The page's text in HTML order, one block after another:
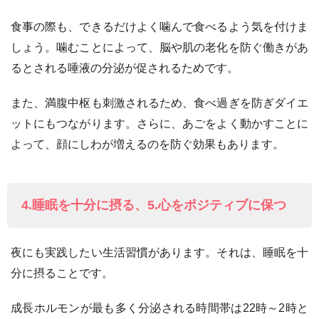
食事の際も、できるだけよく噛んで食べるよう気を付けま
しょう。噛むことによって、脳や肌の老化を防ぐ働きがあ
るとされる唾液の分泌が促されるためです。
また、満腹中枢も刺激されるため、食べ過ぎを防ぎダイエ
ットにもつながります。さらに、あごをよく動かすことに
よって、顔にしわが増えるのを防ぐ効果もあります。
4.睡眠を十分に摂る、5.心をポジティブに保つ
夜にも実践したい生活習慣があります。それは、睡眠を十
分に摂ることです。
成長ホルモンが最も多く分泌される時間帯は22時～2時と